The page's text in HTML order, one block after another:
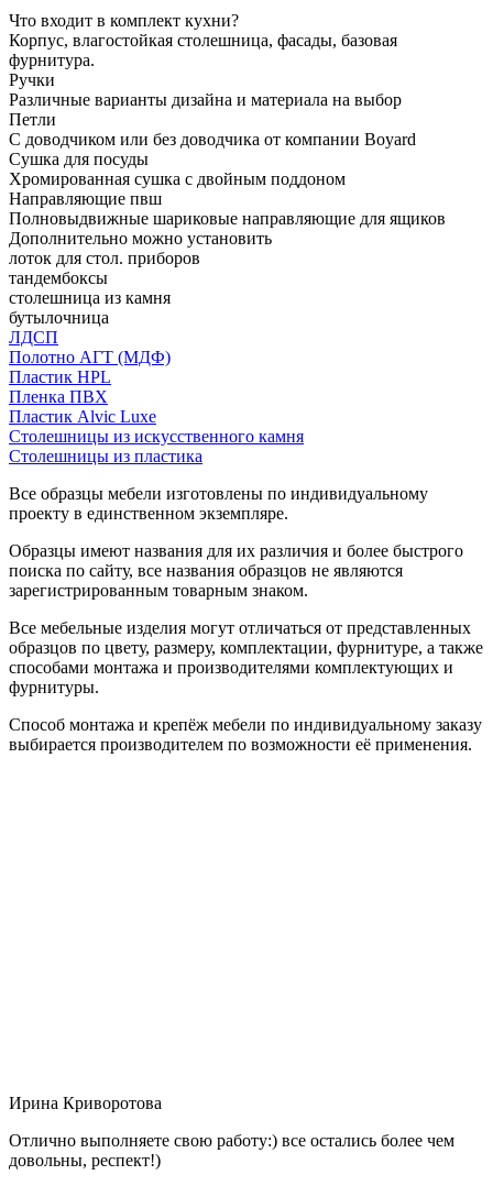
Что входит в комплект кухни?
Корпус, влагостойкая столешница, фасады, базовая
фурнитура.
Ручки
Различные варианты дизайна и материала на выбор
Петли
С доводчиком или без доводчика от компании Boyard
Сушка для посуды
Хромированная сушка с двойным поддоном
Направляющие пвш
Полновыдвижные шариковые направляющие для ящиков
Дополнительно можно установить
лоток для стол. приборов
тандембоксы
столешница из камня
бутылочница
ЛДСП
Полотно АГТ (МДФ)
Пластик HPL
Пленка ПВХ
Пластик Alvic Luxe
Столешницы из искусственного камня
Столешницы из пластика
Все образцы мебели изготовлены по индивидуальному
проекту в единственном экземпляре.
Образцы имеют названия для их различия и более быстрого
поиска по сайту, все названия образцов не являются
зарегистрированным товарным знаком.
Все мебельные изделия могут отличаться от представленных
образцов по цвету, размеру, комплектации, фурнитуре, а также
способами монтажа и производителями комплектующих и
фурнитуры.
Способ монтажа и крепёж мебели по индивидуальному заказу
выбирается производителем по возможности её применения.
Ирина Криворотова
Отлично выполняете свою работу:) все остались более чем
довольны, респект!)